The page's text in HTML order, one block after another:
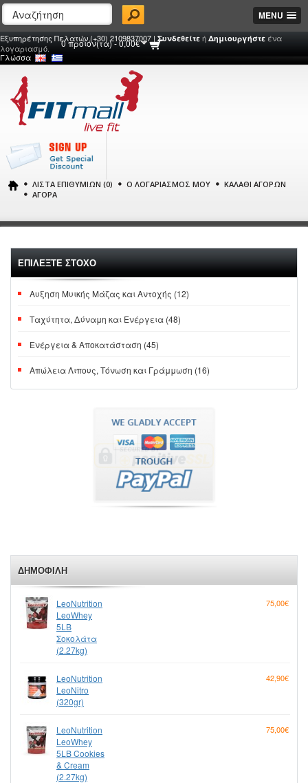
MENU
Γλώσσα
0 προϊόν(τα) - 0,00€
Εξυπηρέτησης Πελατών (+30) 2109837007 | Συνδεθείτε ή Δημιουργήστε ένα
λογαριασμό.
ΛΊΣΤΑ ΕΠΙΘΥΜΙΏΝ (0) Ο ΛΟΓΑΡΙΑΣΜΌΣ ΜΟΥ
ΚΑΛΆΘΙ ΑΓΟΡΏΝ
ΑΓΟΡΆ
ΕΠΙΛΕΞΤΕ ΣΤΟΧΟ
Αυξηση Μυικής Μάζας και Αντοχής (12)
Ταχύτητα, Δύναμη και Ενέργεια (48)
Ενέργεια & Αποκατάσταση (45)
Απώλεια Λιπους, Τόνωση και Γράμμωση (16)
ΔΗΜΟΦΙΛΉ
LeoNutrition
LeoWhey
5LB
Σοκολάτα
(2.27kg)
75,00€
LeoNutrition
LeoNitro
(320gr)
42,90€
LeoNutrition
LeoWhey
5LB Cookies
& Cream
(2.27kg)
75,00€